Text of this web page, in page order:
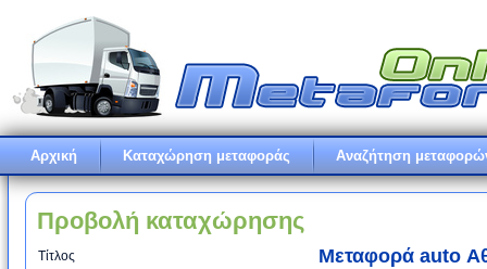
Αρχική Καταχώρηση μεταφοράς Αναζήτηση
Προβολή καταχώρησης
Τίτλος Μεταφορά auto